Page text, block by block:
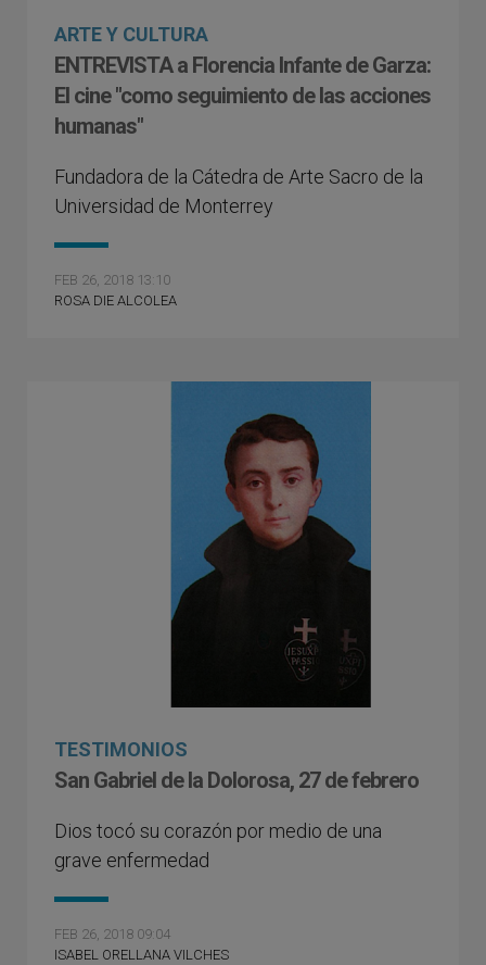
ARTE Y CULTURA
ENTREVISTA a Florencia Infante de Garza:
El cine "como seguimiento de las acciones
humanas"
Fundadora de la Cátedra de Arte Sacro de la
Universidad de Monterrey
FEB 26, 2018 13:10
ROSA DIE ALCOLEA
TESTIMONIOS
San Gabriel de la Dolorosa, 27 de febrero
Dios tocó su corazón por medio de una
grave enfermedad
FEB 26, 2018 09:04
ISABEL ORELLANA VILCHES